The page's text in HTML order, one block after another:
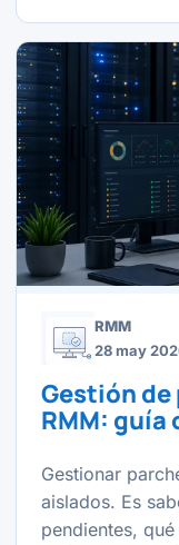
RMM
28 may
Gestión de
RMM: guía
Gestionar
aislados. Es
pendientes,